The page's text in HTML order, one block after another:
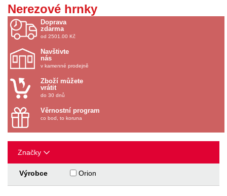
Nerezové hrnky
Doprava
zdarma
od 2501.00 Kč
Navštivte
nás
v kamenné prodejně
Zboží můžete
vrátit
do 30 dnů
Věrnostní program
co bod, to koruna
Značky
Výrobce Orion